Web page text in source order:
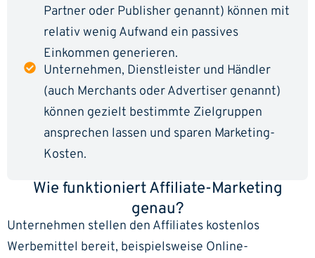
Partner oder Publisher genannt) können mit
relativ wenig Aufwand ein passives
Einkommen generieren.
Unternehmen, Dienstleister und Händler
(auch Merchants oder Advertiser genannt)
können gezielt bestimmte Zielgruppen
ansprechen lassen und sparen Marketing-
Kosten.
Wie funktioniert Affiliate-Marketing
genau?
Unternehmen stellen den Affiliates kostenlos
Werbemittel bereit, beispielsweise Online-